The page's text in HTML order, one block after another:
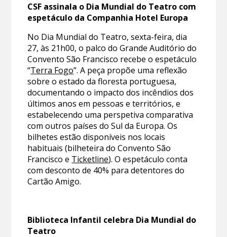
CSF assinala o Dia Mundial do Teatro com
espetáculo da Companhia Hotel Europa
No Dia Mundial do Teatro, sexta-feira, dia
27, às 21h00, o palco do Grande Auditório do
Convento São Francisco recebe o espetáculo
“Terra Fogo”. A peça propõe uma reflexão
sobre o estado da floresta portuguesa,
documentando o impacto dos incêndios dos
últimos anos em pessoas e territórios, e
estabelecendo uma perspetiva comparativa
com outros países do Sul da Europa. Os
bilhetes estão disponíveis nos locais
habituais (bilheteira do Convento São
Francisco e Ticketline). O espetáculo conta
com desconto de 40% para detentores do
Cartão Amigo.
Biblioteca Infantil celebra Dia Mundial do
Teatro